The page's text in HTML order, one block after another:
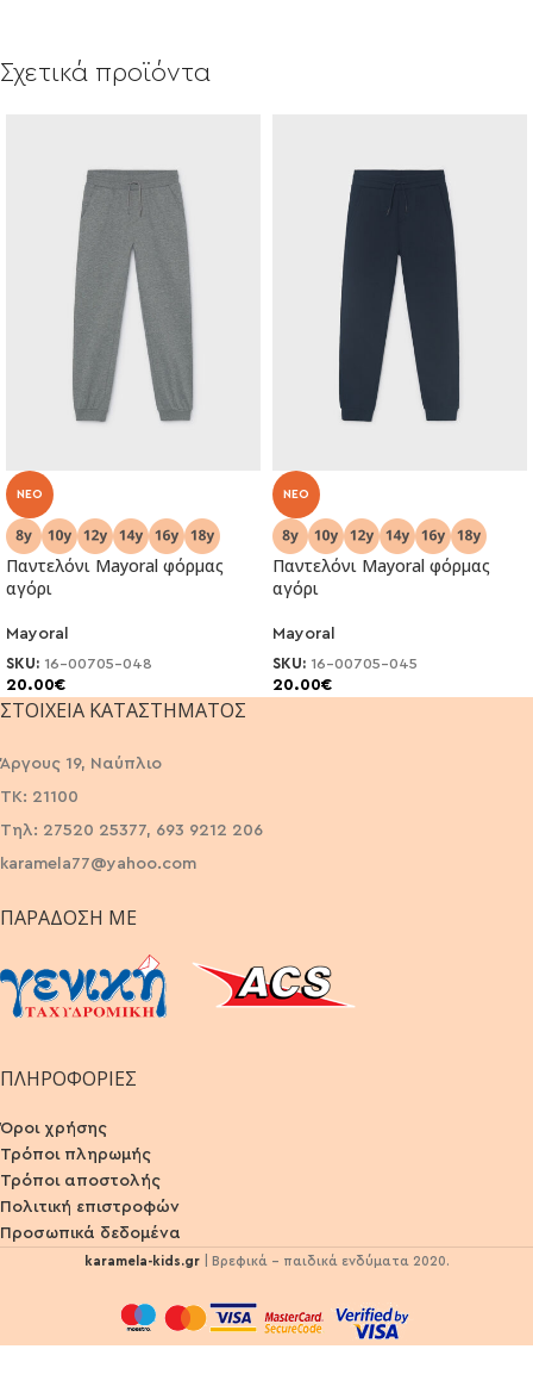
Σχετικά προϊόντα
NEO
Παντελόνι Mayoral φόρμας
αγόρι
Mayoral
SKU: 16-00705-048
20.00€
NEO
Παντελόνι Mayoral φόρμας
αγόρι
Mayoral
SKU: 16-00705-045
20.00€
ΣΤΟΙΧΕΊΑ ΚΑΤΑΣΤΉΜΑΤΟΣ
Άργους 19, Ναύπλιο
ΤΚ: 21100
Τηλ: 27520 25377, 693 9212 206
karamela77@yahoo.com
ΠΑΡΆΔΟΣΗ ΜΕ
ΠΛΗΡΟΦΟΡΙΕΣ
Όροι χρήσης
Τρόποι πληρωμής
Τρόποι αποστολής
Πολιτική επιστροφών
Προσωπικά δεδομένα
karamela-kids.gr | Βρεφικά - παιδικά ενδύματα 2020.